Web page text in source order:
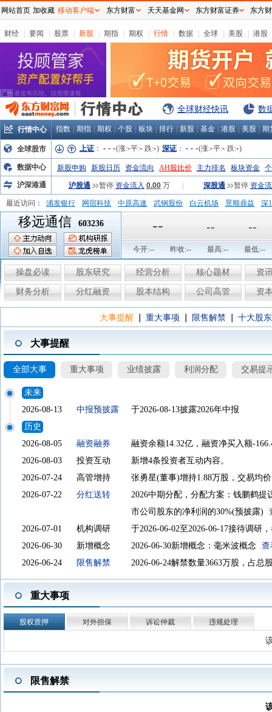
财经 要闻 股票 新股 期指 期权 行情 数据 全球 美股 港股
全球财经快讯 数
行情中心 指数 期指 期权 个股 板块 排行 新股 基金 港股 美股 期
全球股市 上证 ： - - -(涨:-平:- 跌:-) 深证 ： - - -(涨:-平:- 跌:-)
数据中心 新股申购 新股日历 资金流向 AH股比价 主力排名 板块资金
沪深港通
沪股通 暂停 资金流入 0.00 万 深股通 暂停 资金
最近访问： 浦发银行 网宿科技 中原高速 武钢股份 白云机场 景顺鼎益
深
弘业股份
富临运业
移远通信 603236 -- -- --
今开:-- 昨收:-- 最高:-- 最低:--
操盘必读 股东研究 经营分析 核心题材 资
财务分析 分红融资 股本结构 公司高管 资
大事提醒 重大事项 限售解禁 十大股
大事提醒
全部大事 重大事项 业绩披露 利润分配 交易提
未来
2026-08-13
中报预披露
于2026-08-13披露2026年中报
历史
2026-08-05
融资融券
融资余额14.32亿，融资净买入额-
2026-08-03
投资互动
新增4条投资者互动内容。
2026-07-24
高管增持
张勇星(董事)增持1.88万股，交易均
2026-07-22
分红送转
2026中期分配，分配方案：钱鹏鹤提
市公司股东的净利润的30%(预披露)
2026-07-01
机构调研
于2026-06-02至2026-06-17接待调研
2026-06-30
新增概念 2026-06-30新增概念：毫米波概念 查
2026-06-24
限售解禁
2026-06-24解禁数量3663万股，占总
2026-05-29
分红送转
2025年度分配10转4派3.8元(含税)，
2026-05-18
2026-04-24
一季报披露
2026年一季报归属净利润1.413亿元
2026-04-24
年报披露
2025年年报归属净利润8.371亿元，
票,本计划授予的激励对象共计148人
重大事项
股权质押 对外担保 诉讼仲裁 违规处理
限售解禁
网站首页 加收藏 移动客户端 东方财富 天天基金网 东方财富证券 东方